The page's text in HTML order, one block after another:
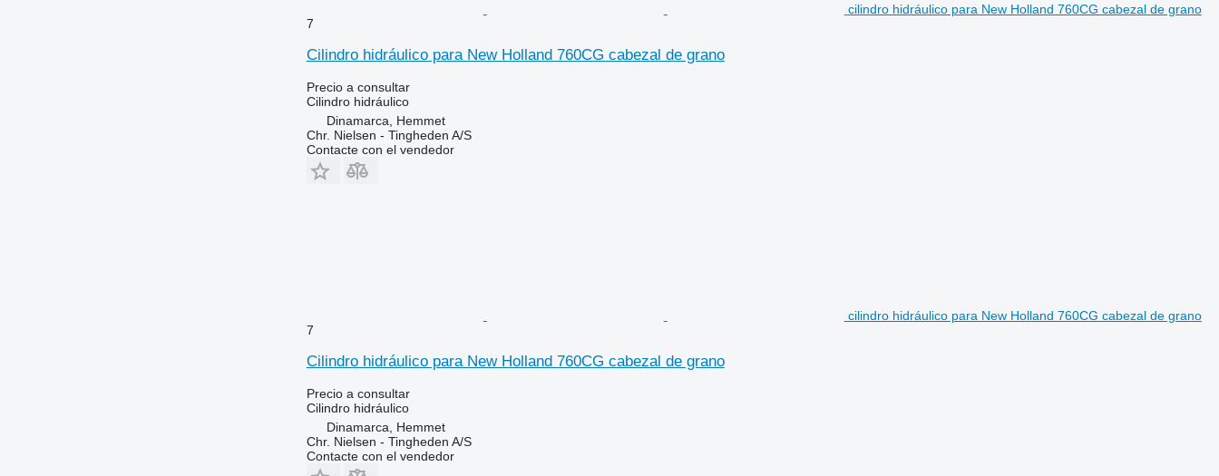
cilindro hidráulico para New Holland 760CG cabezal de grano
7
Cilindro hidráulico para New Holland 760CG cabezal de grano
Precio a consultar
Cilindro hidráulico
Dinamarca, Hemmet
Chr. Nielsen - Tingheden A/S
Contacte con el vendedor
cilindro hidráulico para New Holland 760CG cabezal de grano
7
Cilindro hidráulico para New Holland 760CG cabezal de grano
Precio a consultar
Cilindro hidráulico
Dinamarca, Hemmet
Chr. Nielsen - Tingheden A/S
Contacte con el vendedor